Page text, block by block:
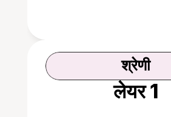
श्रेणी
लेयर 1